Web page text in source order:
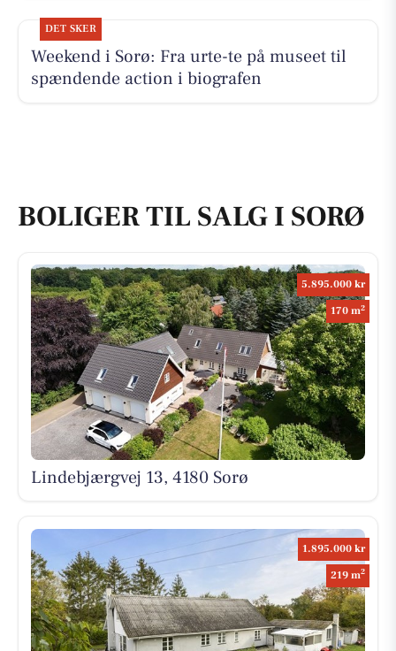
DET SKER
Weekend i Sorø: Fra urte-te på museet til
spændende action i biografen
BOLIGER TIL SALG I SORØ
5.895.000 kr
170 m2
Lindebjærgvej 13, 4180 Sorø
1.895.000 kr
219 m2